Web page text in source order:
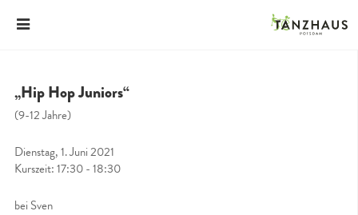
„Hip Hop Juniors“
(9-12 Jahre)
Dienstag, 1. Juni 2021
Kurszeit: 17:30 - 18:30
bei Sven